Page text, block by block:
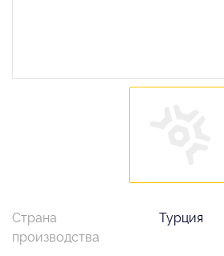
Страна
производства
Турция